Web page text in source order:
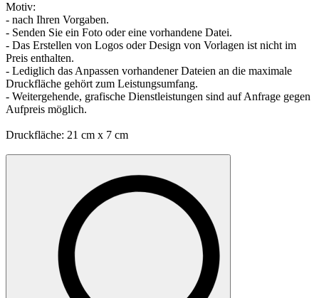
Motiv:
- nach Ihren Vorgaben.
- Senden Sie ein Foto oder eine vorhandene Datei.
- Das Erstellen von Logos oder Design von Vorlagen ist nicht im
Preis enthalten.
- Lediglich das Anpassen vorhandener Dateien an die maximale
Druckfläche gehört zum Leistungsumfang.
- Weitergehende, grafische Dienstleistungen sind auf Anfrage gegen
Aufpreis möglich.
Druckfläche: 21 cm x 7 cm